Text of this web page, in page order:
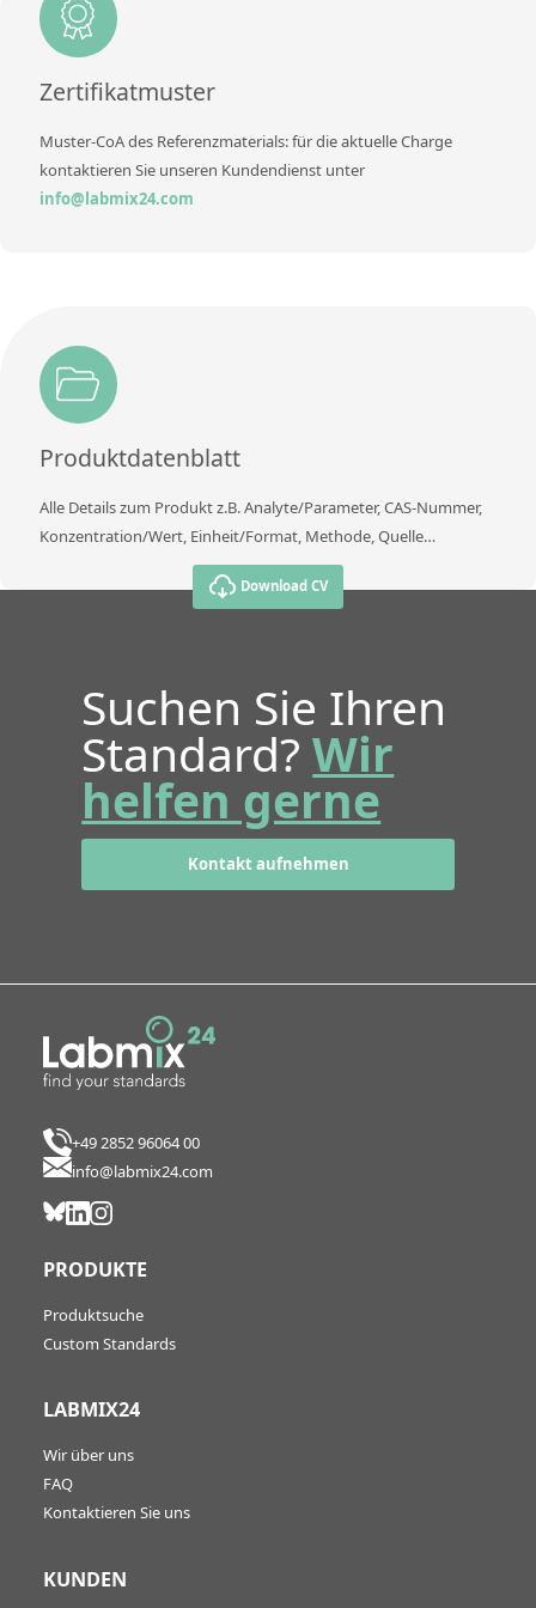
Methode
Zertifikatmuster
Muster-CoA des Referenzmaterials: für die aktuelle Charge
kontaktieren Sie unseren Kundendienst unter
info@labmix24.com
Produktdatenblatt
Alle Details zum Produkt z.B. Analyte/Parameter, CAS-Nummer,
Konzentration/Wert, Einheit/Format, Methode, Quelle…
Download CV
Suchen Sie Ihren
Standard?Wir
helfen gerne
Kontakt aufnehmen
+49 2852 96064 00
info@labmix24.com
PRODUKTE
Produktsuche
Custom Standards
LABMIX24
Wir über uns
FAQ
Kontaktieren Sie uns
KUNDEN